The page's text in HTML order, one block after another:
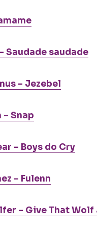
Saudade saudade
– Jezebel
Snap
– Boys do Cry
– Fulenn
– Give That Wolf